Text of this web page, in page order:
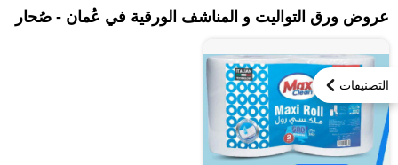
التصنيفات
عروض ورق التواليت و المناشف الورقية في عُمان - صُحار‎